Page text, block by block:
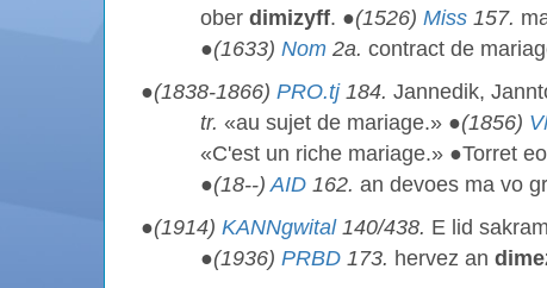
ober dimizyff. ●(1526) Miss 157.
●(1633) Nom 2a. contract de
●(1838-1866) PRO.tj184. Jannedik,
tr. «au sujet de mariage.» ●(1856)
«C'est un riche mariage.» ●Torret
●(18--)AID 162. an devoes ma vo
●(1914) KANNgwital140/438. E lid
●(1936) PRBD 173. hervez an